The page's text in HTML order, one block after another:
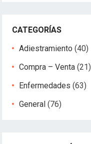
CATEGORÍAS
Adiestramiento (40)
Compra – Venta (21)
Enfermedades (63)
General (76)